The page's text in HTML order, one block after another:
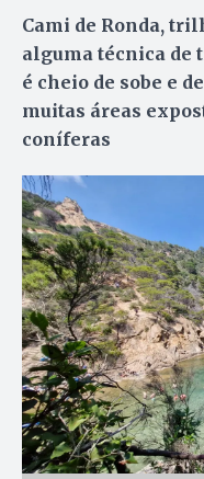
Cami de Ronda,
alguma técnica
é cheio de sobe e
muitas áreas
coníferas